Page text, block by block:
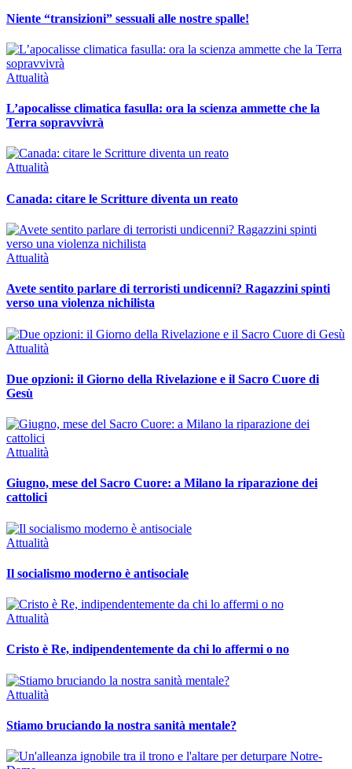
Niente “transizioni” sessuali alle nostre spalle!
Attualità
L’apocalisse climatica fasulla: ora la scienza ammette che la
Terra sopravvivrà
Attualità
Canada: citare le Scritture diventa un reato
Attualità
Avete sentito parlare di terroristi undicenni? Ragazzini spinti
verso una violenza nichilista
Attualità
Due opzioni: il Giorno della Rivelazione e il Sacro Cuore di
Gesù
Attualità
Giugno, mese del Sacro Cuore: a Milano la riparazione dei
cattolici
Attualità
Il socialismo moderno è antisociale
Attualità
Cristo è Re, indipendentemente da chi lo affermi o no
Attualità
Stiamo bruciando la nostra sanità mentale?